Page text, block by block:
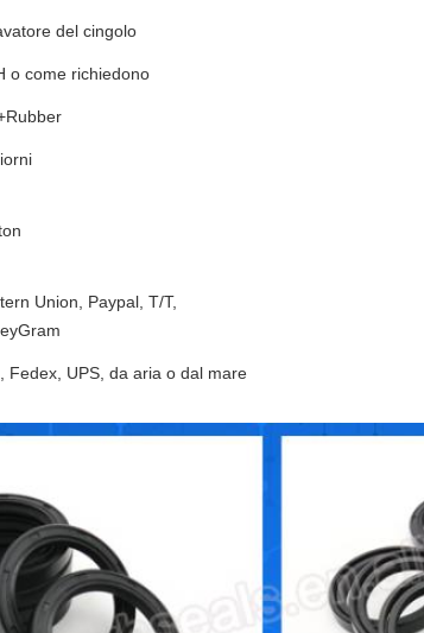
del cingolo
o come richiedono
Union, Paypal, T/T,
Fedex, UPS, da aria o dal mare